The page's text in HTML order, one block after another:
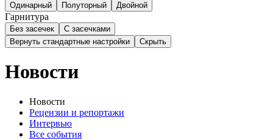
Одинарный Полуторный Двойной
Гарнитура
Без засечек
С засечками
Вернуть стандартные настройки
Скрыть
Новости
Новости
Рецензии и репортажи
Интервью
Все события